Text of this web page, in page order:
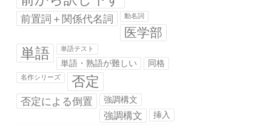
前置詞＋関係代名詞 動名詞
医学部
単語 単語テスト
単語・熟語が難しい 同格
名作シリーズ 否定
否定による倒置 強調構文
強調構文 挿入